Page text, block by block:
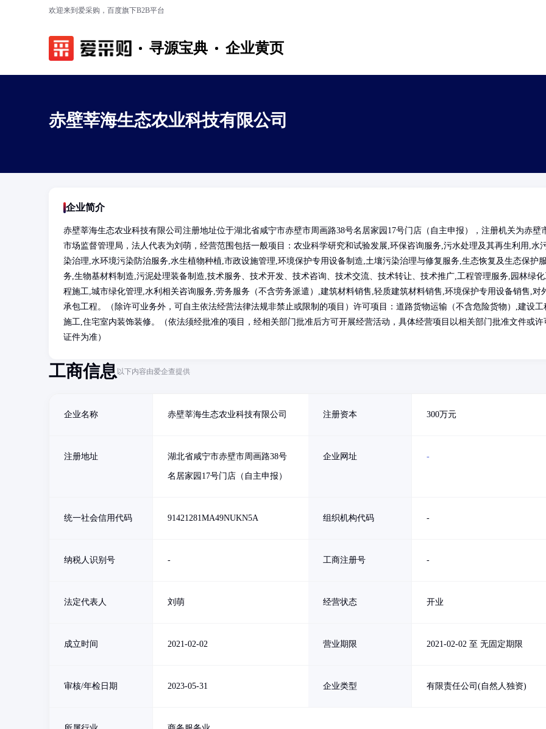
欢迎来到爱采购，百度旗下B2B平台
寻源宝典 企业黄页
赤壁莘海生态农业科技有限公司
企业简介
赤壁莘海生态农业科技有限公司注册地址位于湖北省咸宁市赤壁市周画路38号名居家园17号门店（自主申报），注册机关为赤壁
市场监督管理局，法人代表为刘萌，经营范围包括一般项目：农业科学研究和试验发展,环保咨询服务,污水处理及其再生利用,水
染治理,水环境污染防治服务,水生植物种植,市政设施管理,环境保护专用设备制造,土壤污染治理与修复服务,生态恢复及生态保护服
务,生物基材料制造,污泥处理装备制造,技术服务、技术开发、技术咨询、技术交流、技术转让、技术推广,工程管理服务,园林绿
程施工,城市绿化管理,水利相关咨询服务,劳务服务（不含劳务派遣）,建筑材料销售,轻质建筑材料销售,环境保护专用设备销售,对
承包工程。（除许可业务外，可自主依法经营法律法规非禁止或限制的项目）许可项目：道路货物运输（不含危险货物）,建设工
施工,住宅室内装饰装修。（依法须经批准的项目，经相关部门批准后方可开展经营活动，具体经营项目以相关部门批准文件或许
证件为准）
工商信息以下内容由爱企查提供
企业名称 赤壁莘海生态农业科技有限公司 注册资本 300万元
注册地址 湖北省咸宁市赤壁市周画路38号
名居家园17号门店（自主申报）
企业网址 -
统一社会信用代码 91421281MA49NUKN5A 组织机构代码 -
纳税人识别号 - 工商注册号 -
法定代表人 刘萌 经营状态 开业
成立时间 2021-02-02 营业期限 2021-02-02 至 无固定期限
审核/年检日期 2023-05-31 企业类型 有限责任公司(自然人独资)